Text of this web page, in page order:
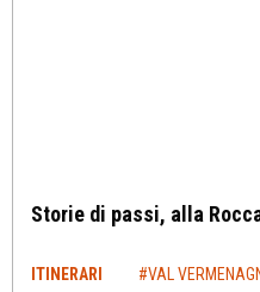
Storie di passi, alla
ITINERARI #VAL